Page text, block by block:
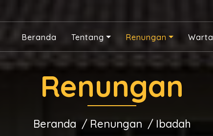
Beranda Tentang Renungan Warta
Renungan
Beranda Renungan Ibadah